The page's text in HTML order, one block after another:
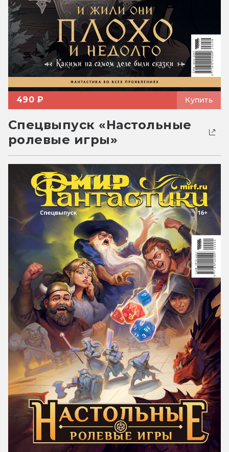
490 ₽ Купить
Спецвыпуск «Настольные
ролевые игры»